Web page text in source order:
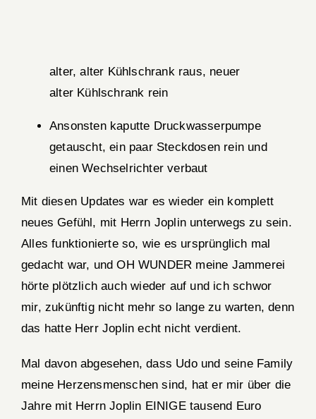
alter, alter Kühlschrank raus, neuer
alter Kühlschrank rein
Ansonsten kaputte Druckwasserpumpe
getauscht, ein paar Steckdosen rein und
einen Wechselrichter verbaut
Mit diesen Updates war es wieder ein komplett
neues Gefühl, mit Herrn Joplin unterwegs zu sein.
Alles funktionierte so, wie es ursprünglich mal
gedacht war, und OH WUNDER meine Jammerei
hörte plötzlich auch wieder auf und ich schwor
mir, zukünftig nicht mehr so lange zu warten, denn
das hatte Herr Joplin echt nicht verdient.
Mal davon abgesehen, dass Udo und seine Family
meine Herzensmenschen sind, hat er mir über die
Jahre mit Herrn Joplin EINIGE tausend Euro